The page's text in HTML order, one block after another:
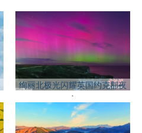
绚丽北极光闪耀英国约克郡夜